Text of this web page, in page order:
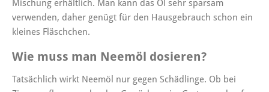
Mischung erhältlich. Man kann das Öl sehr sparsam
verwenden, daher genügt für den Hausgebrauch schon ein
kleines Fläschchen.
Wie muss man Neemöl dosieren?
Tatsächlich wirkt Neemöl nur gegen Schädlinge. Ob bei